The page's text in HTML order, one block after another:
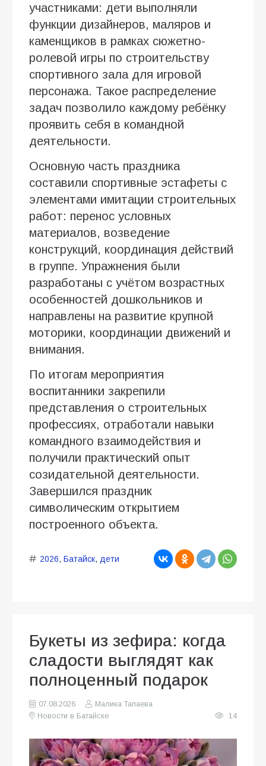
участниками: дети выполняли
функции дизайнеров, маляров и
каменщиков в рамках сюжетно-
ролевой игры по строительству
спортивного зала для игровой
персонажа. Такое распределение
задач позволило каждому ребёнку
проявить себя в командной
деятельности.
Основную часть праздника
составили спортивные эстафеты с
элементами имитации строительных
работ: перенос условных
материалов, возведение
конструкций, координация действий
в группе. Упражнения были
разработаны с учётом возрастных
особенностей дошкольников и
направлены на развитие крупной
моторики, координации движений и
внимания.
По итогам мероприятия
воспитанники закрепили
представления о строительных
профессиях, отработали навыки
командного взаимодействия и
получили практический опыт
созидательной деятельности.
Завершился праздник
символическим открытием
построенного объекта.
2026, Батайск, дети
Букеты из зефира: когда
сладости выглядят как
полноценный подарок
07.08.2026
Малика Тапаева
Новости в Батайске
14